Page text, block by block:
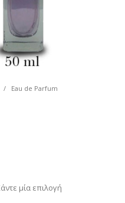
/ Eau de Parfum